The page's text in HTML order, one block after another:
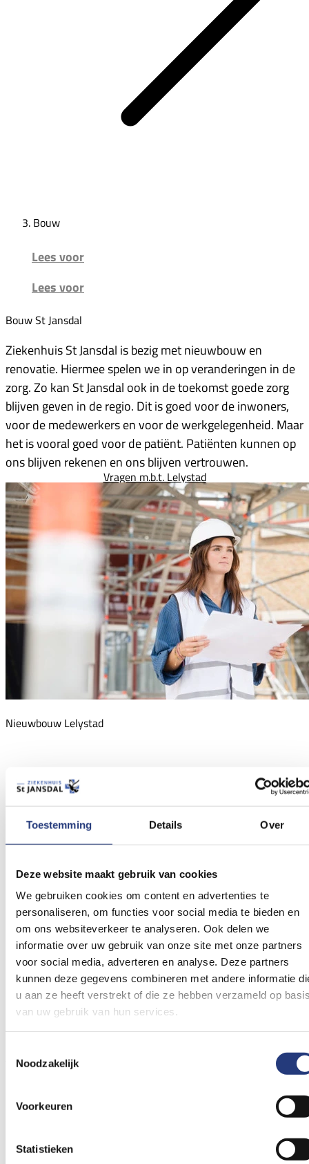
Toestemming Details Over
Deze website maakt gebruik van cookies
We gebruiken cookies om content en advertenties te
personaliseren, om functies voor social media te bieden en
om ons websiteverkeer te analyseren. Ook delen we
informatie over uw gebruik van onze site met onze partners
voor social media, adverteren en analyse. Deze partners
kunnen deze gegevens combineren met andere informatie
u aan ze heeft verstrekt of die ze hebben verzameld op
van uw gebruik van hun services.
Noodzakelijk
Voorkeuren
Statistieken
Bouw
Lees voor
Lees voor
Bouw St Jansdal
Ziekenhuis St Jansdal is bezig met nieuwbouw en
renovatie. Hiermee spelen we in op veranderingen in de
zorg. Zo kan St Jansdal ook in de toekomst goede zorg
blijven geven in de regio. Dit is goed voor de inwoners,
voor de medewerkers en voor de werkgelegenheid. Maar
het is vooral goed voor de patiënt. Patiënten kunnen op
ons blijven rekenen en ons blijven vertrouwen.
Vragen m.b.t. Lelystad
Nieuwbouw Lelystad
Welke zorg komt in Lelystad